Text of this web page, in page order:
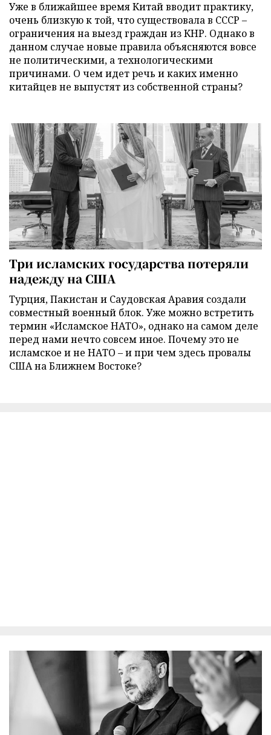
Уже в ближайшее время Китай вводит практику,
очень близкую к той, что существовала в СССР –
ограничения на выезд граждан из КНР. Однако в
данном случае новые правила объясняются вовсе
не политическими, а технологическими
причинами. О чем идет речь и каких именно
китайцев не выпустят из собственной страны?
Три исламских государства потеряли
надежду на США
Турция, Пакистан и Саудовская Аравия создали
совместный военный блок. Уже можно встретить
термин «Исламское НАТО», однако на самом деле
перед нами нечто совсем иное. Почему это не
исламское и не НАТО – и при чем здесь провалы
США на Ближнем Востоке?